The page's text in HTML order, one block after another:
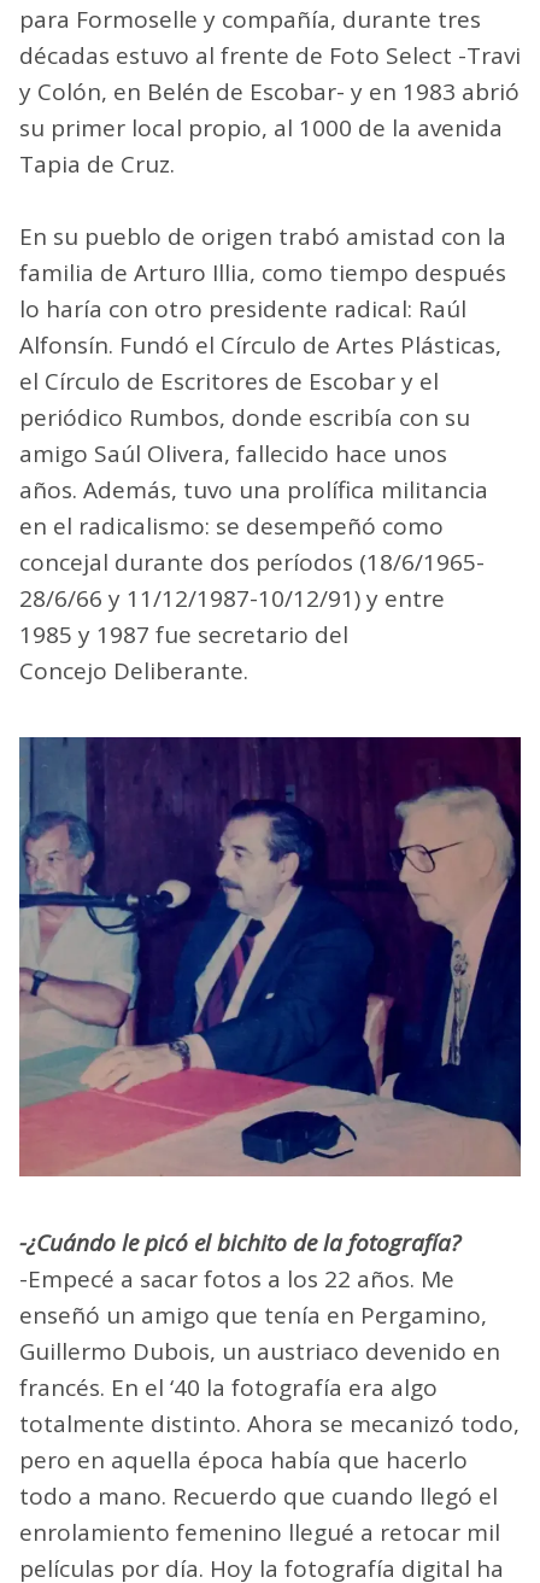
para Formoselle y compañía, durante tres
décadas estuvo al frente de Foto Select -Travi
y Colón, en Belén de Escobar- y en 1983 abrió
su primer local propio, al 1000 de la avenida
Tapia de Cruz.
En su pueblo de origen trabó amistad con la
familia de Arturo Illia, como tiempo después
lo haría con otro presidente radical: Raúl
Alfonsín. Fundó el Círculo de Artes Plásticas,
el Círculo de Escritores de Escobar y el
periódico Rumbos, donde escribía con su
amigo Saúl Olivera, fallecido hace unos
años. Además, tuvo una prolífica militancia
en el radicalismo: se desempeñó como
concejal durante dos períodos (18/6/1965-
28/6/66 y 11/12/1987-10/12/91) y entre
1985 y 1987 fue secretario del
Concejo Deliberante.
-¿Cuándo le picó el bichito de la fotografía?
-Empecé a sacar fotos a los 22 años. Me
enseñó un amigo que tenía en Pergamino,
Guillermo Dubois, un austriaco devenido en
francés. En el ‘40 la fotografía era algo
totalmente distinto. Ahora se mecanizó todo,
pero en aquella época había que hacerlo
todo a mano. Recuerdo que cuando llegó el
enrolamiento femenino llegué a retocar mil
películas por día. Hoy la fotografía digital ha